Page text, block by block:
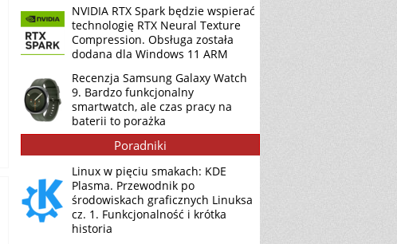
NVIDIA RTX Spark będzie wspierać
technologię RTX Neural Texture
Compression. Obsługa została
dodana dla Windows 11 ARM
Recenzja Samsung Galaxy Watch
9. Bardzo funkcjonalny
smartwatch, ale czas pracy na
baterii to porażka
Poradniki
Linux w pięciu smakach: KDE
Plasma. Przewodnik po
środowiskach graficznych Linuksa
cz. 1. Funkcjonalność i krótka
historia